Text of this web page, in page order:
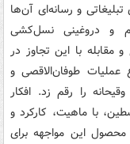
و رسانه‌ای آن‌ها
و دروغینی نسل‌کشی
مقابله با این تجاوز در
طوفان‌الاقصی و
را رقم زد. افکار
با ماهیت، کارکرد و
این مواجهه برای